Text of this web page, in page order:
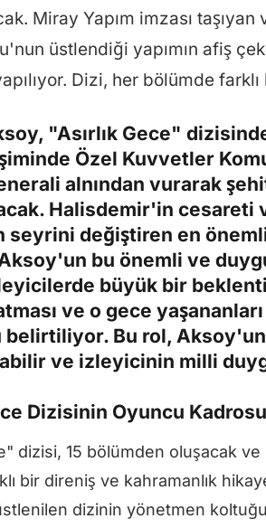
Miray Yapım imzası
üstlendiği yapımın afiş
Dizi, her bölümde
"Asırlık Gece"
Özel Kuvvetler
alnından vurarak
Halisdemir'in
seyrini değiştiren en
bu önemli ve
büyük bir
ve o gece
Bu rol,
ve izleyicinin milli
Dizisinin Oyuncu Kadrosu
dizisi, 15 bölümden oluşacak
bir direniş ve kahramanlık
üstlenilen dizinin yönetmen